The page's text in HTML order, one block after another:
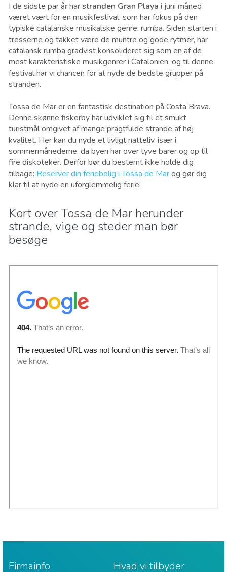
I de sidste par år harstranden Gran Playa i juni måned
været vært for en musikfestival, som har fokus på den
typiske catalanske musikalske genre: rumba. Siden starten i
tresserne og takket være de muntre og gode rytmer, har
catalansk rumba gradvist konsolideret sig som en af de
mest karakteristiske musikgenrer i Catalonien, og til denne
festival har vi chancen for at nyde de bedste grupper på
stranden.
Tossa de Mar er en fantastisk destination på Costa Brava.
Denne skønne fiskerby har udviklet sig til et smukt
turistmål omgivet af mange pragtfulde strande af høj
kvalitet. Her kan du nyde et livligt natteliv, især i
sommermånederne, da byen har over tyve barer og op til
fire diskoteker. Derfor bør du bestemt ikke holde dig
tilbage: Reserver din feriebolig i Tossa de Marog gør dig
klar til at nyde en uforglemmelig ferie.
Kort over Tossa de Mar herunder
strande, vige og steder man bør
besøge
Firmainfo Hvad vi tilbyder